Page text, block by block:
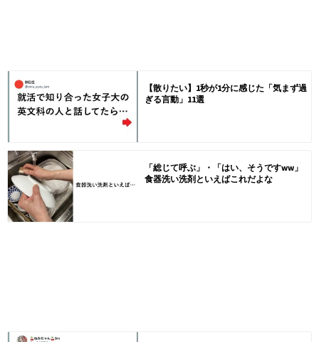
【散りたい】1秒が1分に感じた「気まず過
ぎる言動」11選
「総じて呼ぶ」・「はい、そうですww」
食器洗い洗剤といえばこれだよな